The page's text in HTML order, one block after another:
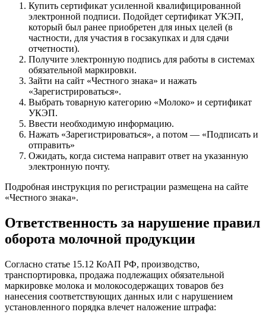
Купить сертификат усиленной квалифицированной
электронной подписи. Подойдет сертификат УКЭП,
который был ранее приобретен для иных целей (в
частности, для участия в госзакупках и для сдачи
отчетности).
Получите электронную подпись для работы в системах
обязательной маркировки.
Зайти на сайт «Честного знака» и нажать
«Зарегистрироваться».
Выбрать товарную категорию «Молоко» и сертификат
УКЭП.
Ввести необходимую информацию.
Нажать «Зарегистрироваться», а потом — «Подписать и
отправить»
Ожидать, когда система направит ответ на указанную
электронную почту.
Подробная инструкция по регистрации размещена на сайте
«Честного знака».
Ответственность за нарушение правил
оборота молочной продукции
Согласно статье 15.12 КоАП РФ, производство,
транспортировка, продажа подлежащих обязательной
маркировке молока и молокосодержащих товаров без
нанесения соответствующих данных или с нарушением
установленного порядка влечет наложение штрафа: